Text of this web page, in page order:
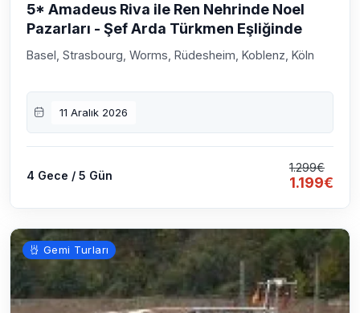
5* Amadeus Riva ile Ren Nehrinde Noel
Pazarları - Şef Arda Türkmen Eşliğinde
Basel, Strasbourg, Worms, Rüdesheim, Koblenz, Köln
11 Aralık 2026
4 Gece / 5 Gün
1.299€
1.199€
Gemi Turları